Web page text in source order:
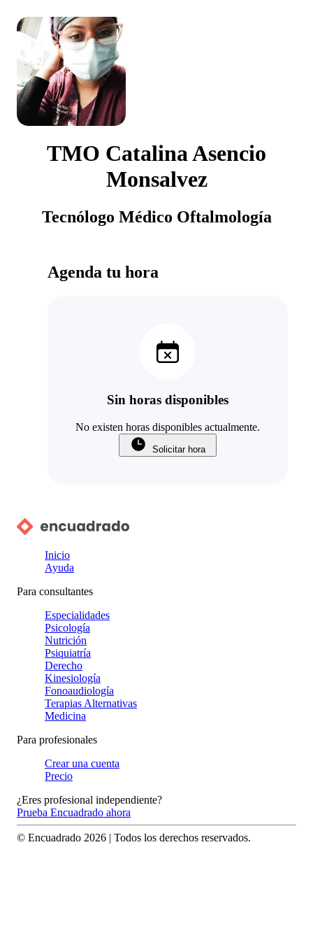
TMO Catalina Asencio
Monsalvez
Tecnólogo Médico Oftalmología
Agenda tu hora
Sin horas disponibles
No existen horas disponibles actualmente.
Solicitar hora
Inicio
Ayuda
Para consultantes
Especialidades
Psicología
Nutrición
Psiquiatría
Derecho
Kinesiología
Fonoaudiología
Terapias Alternativas
Medicina
Para profesionales
Crear una cuenta
Precio
¿Eres profesional independiente?
Prueba Encuadrado ahora
© Encuadrado 2026 | Todos los derechos reservados.